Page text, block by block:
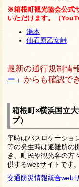
※箱根町観光協会公式
いただけます。（
湯本
仙石原乙女峠
最新の通行規制情報
ー」 からも確認で
箱根町×横浜国立
プ）
平時はバスロケーショ
等の発生時は避難所の
き、町民や観光客の方
供するwebサイトです。
交通防災情報統合web